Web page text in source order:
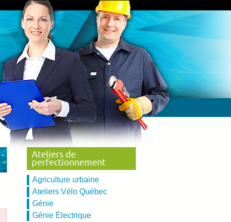
Ateliers de
perfectionnement
Agriculture urbaine
Ateliers Vélo Québec
Génie
Génie Électrique